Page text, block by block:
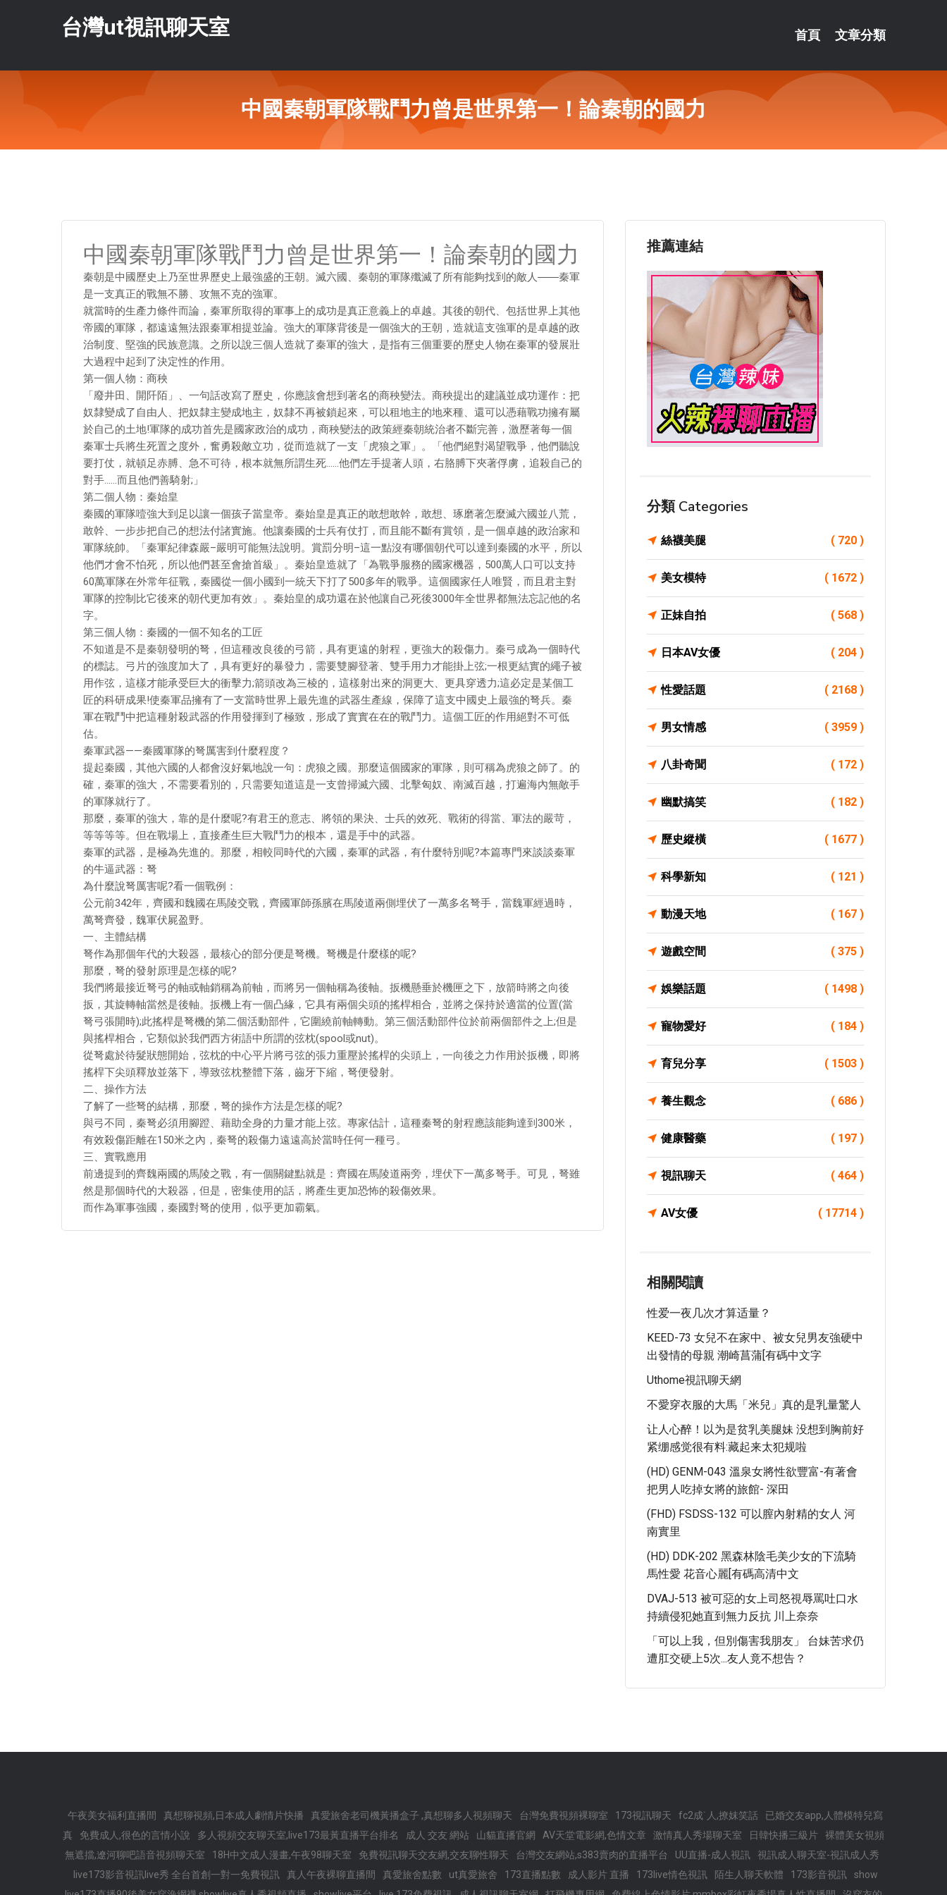
台灣ut視訊聊天室 首頁 文章分類
中國秦朝軍隊戰鬥力曾是世界第一！論秦朝的國力
中國秦朝軍隊戰鬥力曾是世界第一！論秦朝的國力
秦朝是中國歷史上乃至世界歷史上最強盛的王朝。滅六國、秦朝的軍隊殲滅了所有能夠找到的敵人――秦軍
是一支真正的戰無不勝、攻無不克的強軍。
就當時的生產力條件而論，秦軍所取得的軍事上的成功是真正意義上的卓越。其後的朝代、包括世界上其他
帝國的軍隊，都遠遠無法跟秦軍相提並論。強大的軍隊背後是一個強大的王朝，造就這支強軍的是卓越的政
治制度、堅強的民族意識。之所以說三個人造就了秦軍的強大，是指有三個重要的歷史人物在秦軍的發展壯
大過程中起到了決定性的作用。
第一個人物：商秧
「廢井田、開阡陌」、一句話改寫了歷史，你應該會想到著名的商秧變法。商秧提出的建議並成功運作：把
奴隸變成了自由人、把奴隸主變成地主，奴隸不再被鎖起來，可以租地主的地來種、還可以憑藉戰功擁有屬
於自己的土地!軍隊的成功首先是國家政治的成功，商秧變法的政策經秦朝統治者不斷完善，激歷著每一個
秦軍士兵將生死置之度外，奮勇殺敵立功，從而造就了一支「虎狼之軍」。「他們絕對渴望戰爭，他們聽說
要打仗，就頓足赤膊、急不可待，根本就無所謂生死……他們左手提著人頭，右胳膊下夾著俘虜，追殺自己的
對手……而且他們善騎射;」
第二個人物：秦始皇
秦國的軍隊噎強大到足以讓一個孩子當皇帝。秦始皇是真正的敢想敢幹，敢想、琢磨著怎麼滅六國並八荒，
敢幹、一步步把自己的想法付諸實施。他讓秦國的士兵有仗打，而且能不斷有賞領，是一個卓越的政治家和
軍隊統帥。「秦軍紀律森嚴–嚴明可能無法說明。賞罰分明–這一點沒有哪個朝代可以達到秦國的水平，所以
他們才會不怕死，所以他們甚至會搶首級」。秦始皇造就了「為戰爭服務的國家機器，500萬人口可以支持
60萬軍隊在外常年征戰，秦國從一個小國到一統天下打了500多年的戰爭。這個國家任人唯賢，而且君主對
軍隊的控制比它後來的朝代更加有效」。秦始皇的成功還在於他讓自己死後3000年全世界都無法忘記他的名
字。
第三個人物：秦國的一個不知名的工匠
不知道是不是秦朝發明的弩，但這種改良後的弓箭，具有更遠的射程，更強大的殺傷力。秦弓成為一個時代
的標誌。弓片的強度加大了，具有更好的暴發力，需要雙腳登著、雙手用力才能掛上弦;一根更結實的繩子被
用作弦，這樣才能承受巨大的衝擊力;箭頭改為三棱的，這樣射出來的洞更大、更具穿透力;這必定是某個工
匠的科研成果!使秦軍品擁有了一支當時世界上最先進的武器生產線，保障了這支中國史上最強的弩兵。秦
軍在戰鬥中把這種射殺武器的作用發揮到了極致，形成了實實在在的戰鬥力。這個工匠的作用絕對不可低
估。
秦軍武器——秦國軍隊的弩厲害到什麼程度？
提起秦國，其他六國的人都會沒好氣地說一句：虎狼之國。那麼這個國家的軍隊，則可稱為虎狼之師了。的
確，秦軍的強大，不需要看別的，只需要知道這是一支曾掃滅六國、北擊匈奴、南滅百越，打遍海內無敵手
的軍隊就行了。
那麼，秦軍的強大，靠的是什麼呢?有君王的意志、將領的果決、士兵的效死、戰術的得當、軍法的嚴苛，
等等等等。但在戰場上，直接產生巨大戰鬥力的根本，還是手中的武器。
秦軍的武器，是極為先進的。那麼，相較同時代的六國，秦軍的武器，有什麼特別呢?本篇專門來談談秦軍
的牛逼武器：弩
為什麼說弩厲害呢?看一個戰例：
公元前342年，齊國和魏國在馬陵交戰，齊國軍師孫臏在馬陵道兩側埋伏了一萬多名弩手，當魏軍經過時，
萬弩齊發，魏軍伏屍盈野。
一、主體結構
弩作為那個年代的大殺器，最核心的部分便是弩機。弩機是什麼樣的呢?
那麼，弩的發射原理是怎樣的呢?
我們將最接近弩弓的軸或軸銷稱為前軸，而將另一個軸稱為後軸。扳機懸垂於機匣之下，放箭時將之向後
扳，其旋轉軸當然是後軸。扳機上有一個凸緣，它具有兩個尖頭的搖桿相合，並將之保持於適當的位置(當
弩弓張開時);此搖桿是弩機的第二個活動部件，它圍繞前軸轉動。第三個活動部件位於前兩個部件之上;但是
與搖桿相合，它類似於我們西方術語中所謂的弦枕(spool或nut)。
從弩處於待髮狀態開始，弦枕的中心平片將弓弦的張力重壓於搖桿的尖頭上，一向後之力作用於扳機，即將
搖桿下尖頭釋放並落下，導致弦枕整體下落，齒牙下縮，弩便發射。
二、操作方法
了解了一些弩的結構，那麼，弩的操作方法是怎樣的呢?
與弓不同，秦弩必須用腳蹬、藉助全身的力量才能上弦。專家估計，這種秦弩的射程應該能夠達到300米，
有效殺傷距離在150米之內，秦弩的殺傷力遠遠高於當時任何一種弓。
三、實戰應用
前邊提到的齊魏兩國的馬陵之戰，有一個關鍵點就是：齊國在馬陵道兩旁，埋伏下一萬多弩手。可見，弩雖
然是那個時代的大殺器，但是，密集使用的話，將產生更加恐怖的殺傷效果。
而作為軍事強國，秦國對弩的使用，似乎更加霸氣。
推薦連結
分類 Categories
絲襪美腿 ( 720 )
美女模特 ( 1672 )
正妹自拍 ( 568 )
日本AV女優 ( 204 )
性愛話題 ( 2168 )
男女情感 ( 3959 )
八卦奇聞 ( 172 )
幽默搞笑 ( 182 )
歷史縱橫 ( 1677 )
科學新知 ( 121 )
動漫天地 ( 167 )
遊戲空間 ( 375 )
娛樂話題 ( 1498 )
寵物愛好 ( 184 )
育兒分享 ( 1503 )
養生觀念 ( 686 )
健康醫藥 ( 197 )
視訊聊天 ( 464 )
AV女優 ( 17714 )
相關閱讀
性爱一夜几次才算适量？
KEED-73 女兒不在家中、被女兒男友強硬中
出發情的母親 潮崎菖蒲[有碼中文字
Uthome視訊聊天網
不愛穿衣服的大馬「米兒」真的是乳量驚人
让人心醉！以为是贫乳美腿妹 没想到胸前好
紧绷感觉很有料:藏起来太犯规啦
(HD) GENM-043 溫泉女將性欲豐富-有著會
把男人吃掉女將的旅館- 深田
(FHD) FSDSS-132 可以膣內射精的女人 河
南實里
(HD) DDK-202 黑森林陰毛美少女的下流騎
馬性愛 花音心麗[有碼高清中文
DVAJ-513 被可惡的女上司怒視辱罵吐口水
持續侵犯她直到無力反抗 川上奈奈
「可以上我，但別傷害我朋友」 台妹苦求仍
遭肛交硬上5次...友人竟不想告？
午夜美女福利直播間 真想聊視頻,日本成人劇情片快播 真愛旅舍老司機黃播盒子 ,真想聊多人視頻聊天 台灣免費視頻裸聊室 173視訊聊天 fc2成˙人,撩妺笑話
已婚交友app,人體模特兒寫
真
免費成人,很色的言情小說 多人視頻交友聊天室,live173最黃直播平台排名 成人 交友 網站 山貓直播官網 AV天堂電影網,色情文章 激情真人秀場聊天室 日韓快播三級片
裸體美女視頻
無遮擋,遼河聊吧語音視頻聊天室
18H中文成人漫畫,午夜98聊天室 免費視訊聊天交友網,交友聊性聊天 台灣交友網站,s383賣肉的直播平台 UU直播-成人視訊
視訊成人聊天室-視訊成人秀
live173影音視訊live秀 全台首創一對一免費視訊
真人午夜裸聊直播間 真愛旅舍點數 ut真愛旅舍 173直播點數 成人影片 直播 173live情色視訊 陌生人聊天軟體 173影音視訊
show